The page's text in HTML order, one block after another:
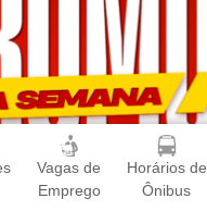
Vagas de
Emprego
Horários de
Ônibus